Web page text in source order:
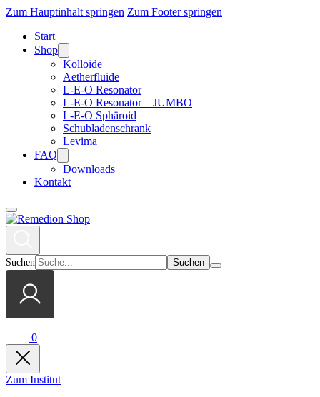
Zum Hauptinhalt springen Zum Footer springen
Start
Shop
Kolloide
Aetherfluide
L-E-O Resonator
L-E-O Resonator – JUMBO
L-E-O Sphäroid
Schubladenschrank
Levima
FAQ
Downloads
Kontakt
Suchen
0
Zum Institut